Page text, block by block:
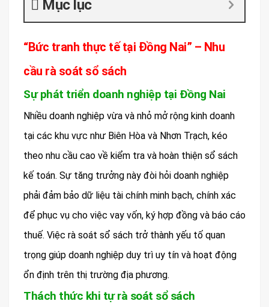
Mục lục
“Bức tranh thực tế tại Đồng Nai” – Nhu
cầu rà soát sổ sách
Sự phát triển doanh nghiệp tại Đồng Nai
Nhiều doanh nghiệp vừa và nhỏ mở rộng kinh doanh
tại các khu vực như Biên Hòa và Nhơn Trạch, kéo
theo nhu cầu cao về kiểm tra và hoàn thiện sổ sách
kế toán. Sự tăng trưởng này đòi hỏi doanh nghiệp
phải đảm bảo dữ liệu tài chính minh bạch, chính xác
để phục vụ cho việc vay vốn, ký hợp đồng và báo cáo
thuế. Việc rà soát sổ sách trở thành yếu tố quan
trọng giúp doanh nghiệp duy trì uy tín và hoạt động
ổn định trên thị trường địa phương.
Thách thức khi tự rà soát sổ sách